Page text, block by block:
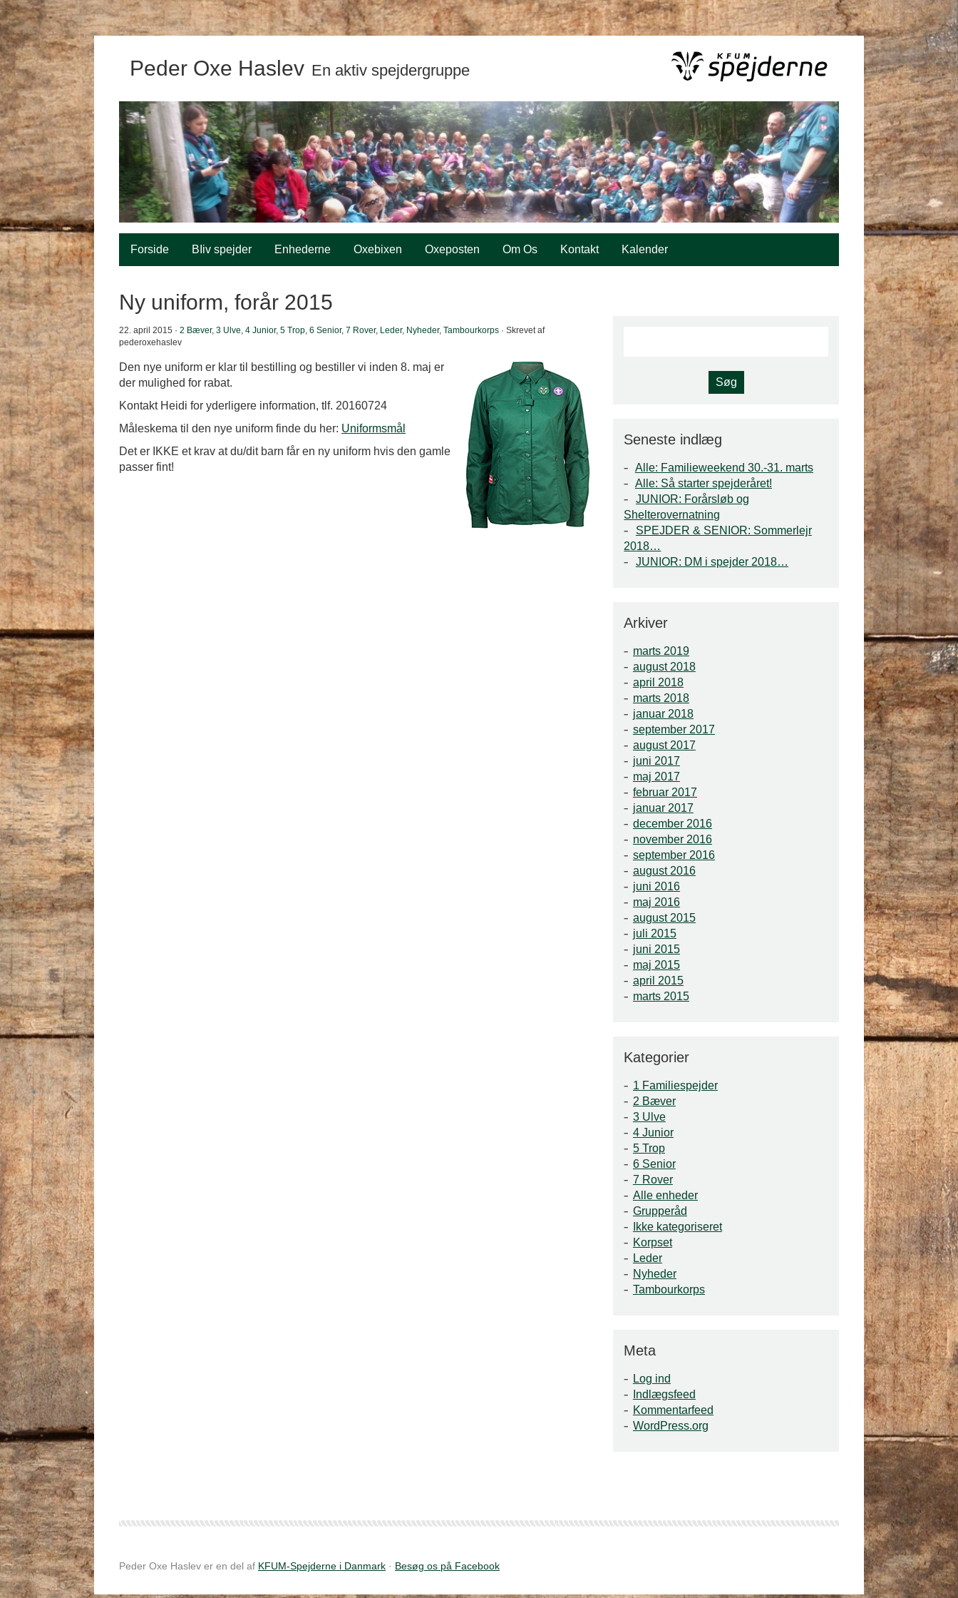
Peder Oxe Haslev En aktiv spejdergruppe
Forside BIiv spejder Enhederne Oxebixen Oxeposten Om Os Kontakt Kalender
Ny uniform, forår 2015
22. april 2015 · 2 Bæver, 3 Ulve, 4 Junior, 5 Trop, 6 Senior, 7 Rover, Leder, Nyheder, Tambourkorps · Skrevet af
pederoxehaslev
Den nye uniform er klar til bestilling og bestiller vi inden 8. maj er
der mulighed for rabat.
Kontakt Heidi for yderligere information, tlf. 20160724
Måleskema til den nye uniform finde du her: Uniformsmål
Det er IKKE et krav at du/dit barn får en ny uniform hvis den gamle
passer fint!
Seneste indlæg
Alle: Familieweekend 30.-31. marts
Alle: Så starter spejderåret!
JUNIOR: Forårsløb og
Shelterovernatning
SPEJDER & SENIOR: Sommerlejr
2018…
JUNIOR: DM i spejder 2018…
Arkiver
marts 2019
august 2018
april 2018
marts 2018
januar 2018
september 2017
august 2017
juni 2017
maj 2017
februar 2017
januar 2017
december 2016
november 2016
september 2016
august 2016
juni 2016
maj 2016
august 2015
juli 2015
juni 2015
maj 2015
april 2015
marts 2015
Kategorier
1 Familiespejder
2 Bæver
3 Ulve
4 Junior
5 Trop
6 Senior
7 Rover
Alle enheder
Grupperåd
Ikke kategoriseret
Korpset
Leder
Nyheder
Tambourkorps
Meta
Log ind
Indlægsfeed
Kommentarfeed
WordPress.org
Peder Oxe Haslev er en del af KFUM-Spejderne i Danmark · Besøg os på Facebook